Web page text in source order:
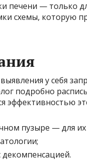
печени — только
схемы, которую
у себя
подробно
эффективностью
пузыре — для
декомпенсацией.